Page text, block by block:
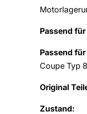
Passend
Passend
Coupe Typ
Original
Zustand: